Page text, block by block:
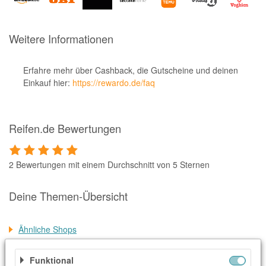
apodiscounter
OTTO Office
Udemy
Pets Deli
SNIPES
Click & Boat
XXXLutz
Weitere Informationen
Erfahre mehr über Cashback, die Gutscheine und deinen
Einkauf hier: https://rewardo.de/faq
Reifen.de Bewertungen
2 Bewertungen mit einem Durchschnitt von 5 Sternen
Deine Themen-Übersicht
Ähnliche Shops
Weitere Informationen
Funktional